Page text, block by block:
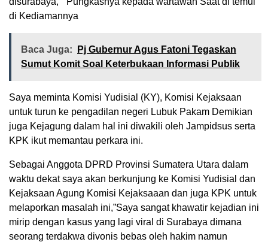
di Kediamannya
Baca Juga:
Pj Gubernur Agus Fatoni Tegaskan
Sumut Komit Soal Keterbukaan Informasi Publik
Saya meminta Komisi Yudisial (KY), Komisi Kejaksaan
untuk turun ke pengadilan negeri Lubuk Pakam Demikian
juga Kejagung dalam hal ini diwakili oleh Jampidsus serta
KPK ikut memantau perkara ini.
Sebagai Anggota DPRD Provinsi Sumatera Utara dalam
waktu dekat saya akan berkunjung ke Komisi Yudisial dan
Kejaksaan Agung Komisi Kejaksaaan dan juga KPK untuk
melaporkan masalah ini,”Saya sangat khawatir kejadian ini
mirip dengan kasus yang lagi viral di Surabaya dimana
seorang terdakwa divonis bebas oleh hakim namun